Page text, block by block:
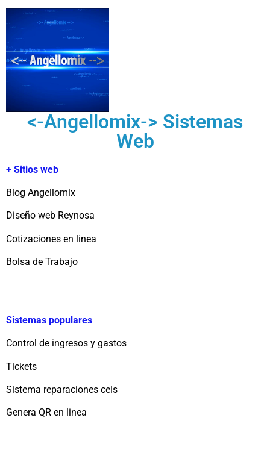
<-Angellomix-> Sistemas
Web
+ Sitios web
Blog Angellomix
Diseño web Reynosa
Cotizaciones en linea
Bolsa de Trabajo
Sistemas populares
Control de ingresos y gastos
Tickets
Sistema reparaciones cels
Genera QR en linea